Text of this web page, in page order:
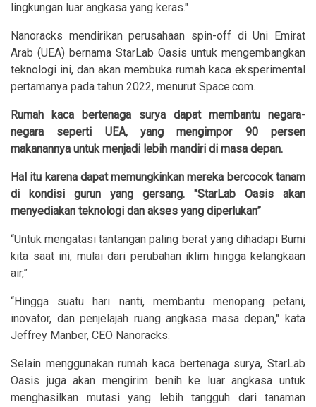
lingkungan luar angkasa yang keras."
Nanoracks mendirikan perusahaan spin-off di Uni Emirat
Arab (UEA) bernama StarLab Oasis untuk mengembangkan
teknologi ini, dan akan membuka rumah kaca eksperimental
pertamanya pada tahun 2022, menurut Space.com.
Rumah kaca bertenaga surya dapat membantu negara-
negara seperti UEA, yang mengimpor 90 persen
makanannya untuk menjadi lebih mandiri di masa depan.
Hal itu karena dapat memungkinkan mereka bercocok tanam
di kondisi gurun yang gersang. "StarLab Oasis akan
menyediakan teknologi dan akses yang diperlukan”
“Untuk mengatasi tantangan paling berat yang dihadapi Bumi
kita saat ini, mulai dari perubahan iklim hingga kelangkaan
air,”
“Hingga suatu hari nanti, membantu menopang petani,
inovator, dan penjelajah ruang angkasa masa depan," kata
Jeffrey Manber, CEO Nanoracks.
Selain menggunakan rumah kaca bertenaga surya, StarLab
Oasis juga akan mengirim benih ke luar angkasa untuk
menghasilkan mutasi yang lebih tangguh dari tanaman